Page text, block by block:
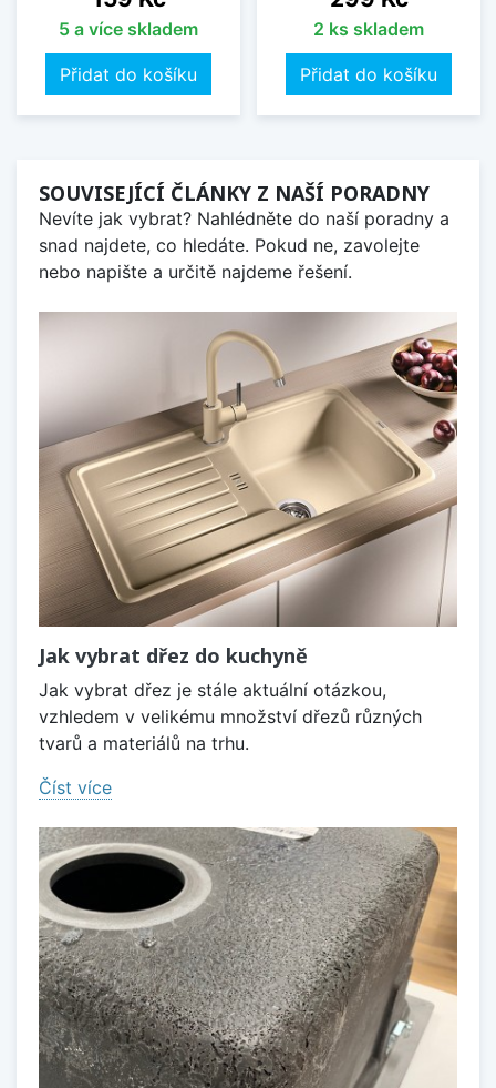
5 a více skladem
Přidat do košíku
2 ks skladem
Přidat do košíku
SOUVISEJÍCÍ ČLÁNKY Z NAŠÍ PORADNY
Nevíte jak vybrat? Nahlédněte do naší poradny a
snad najdete, co hledáte. Pokud ne, zavolejte
nebo napište a určitě najdeme řešení.
Jak vybrat dřez do kuchyně
Jak vybrat dřez je stále aktuální otázkou,
vzhledem v velikému množství dřezů různých
tvarů a materiálů na trhu.
Číst více